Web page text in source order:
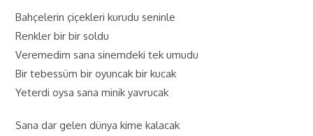
Bahçelerin çiçekleri kurudu seninle
Renkler bir bir soldu
Veremedim sana sinemdeki tek umudu
Bir tebessüm bir oyuncak bir kucak
Yeterdi oysa sana minik yavrucak
Sana dar gelen dünya kime kalacak